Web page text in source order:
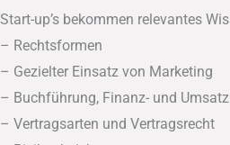
Start-up’s bekommen relevantes
– Rechtsformen
– Gezielter Einsatz von Marketing
– Buchführung, Finanz- und
– Vertragsarten und Vertragsrecht